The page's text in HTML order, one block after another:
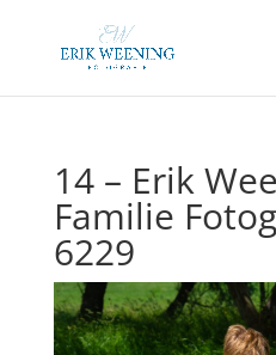
14 – Erik
Familie
6229